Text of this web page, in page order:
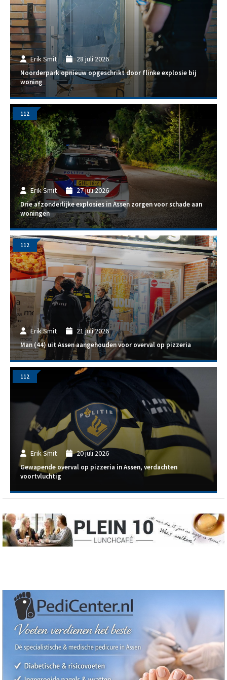
Erik Smit 28 juli 2026
Noorderpark opnieuw opgeschrikt door flinke explosie bij
woning
Erik Smit 27 juli 2026
Drie afzonderlijke explosies in Assen zorgen voor schade aan
woningen
112
Erik Smit 21 juli 2026
Man (44) uit Assen aangehouden voor overval op pizzeria
112
Erik Smit 20 juli 2026
Gewapende overval op pizzeria in Assen, verdachten
voortvluchtig
112